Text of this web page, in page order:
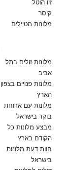
זיו הוטל
קיסר
מלונות מטיילים
מלונות זולים בתל
אביב
מלונות פנויים בצפון
הארץ
מלונות עם ארוחת
בוקר בישראל
מבצע מלונות כל
הקודם בארץ
חוות דעת מלונות
בישראל